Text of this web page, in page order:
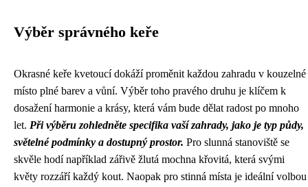
Výběr správného keře
Okrasné keře kvetoucí dokáží proměnit každou zahradu v kouzelné
místo plné barev a vůní. Výběr toho pravého druhu je klíčem k
dosažení harmonie a krásy, která vám bude dělat radost po mnoho
let. Při výběru zohledněte specifika vaší zahrady, jako je typ půdy,
světelné podmínky a dostupný prostor. Pro slunná stanoviště se
skvěle hodí například zářivě žlutá mochna křovitá, která svými
květy rozzáří každý kout. Naopak pro stinná místa je ideální volbou